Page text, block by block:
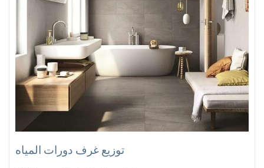
توزيع غرف دورات المياه